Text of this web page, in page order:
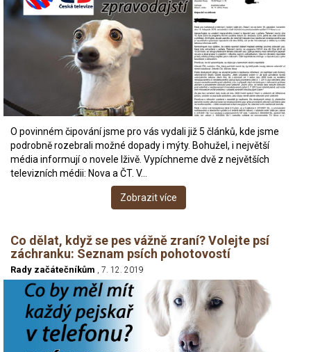
O povinném čipování jsme pro vás vydali již 5 článků, kde jsme
podrobně rozebrali možné dopady i mýty. Bohužel, i největší
média informují o novele lživě. Vypíchneme dvě z největších
televizních médii: Nova a ČT. V…
Zobrazit více
Co dělat, když se pes vážně zraní? Volejte psí
záchranku: Seznam psích pohotovostí
Rady začátečníkům , 7. 12. 2019